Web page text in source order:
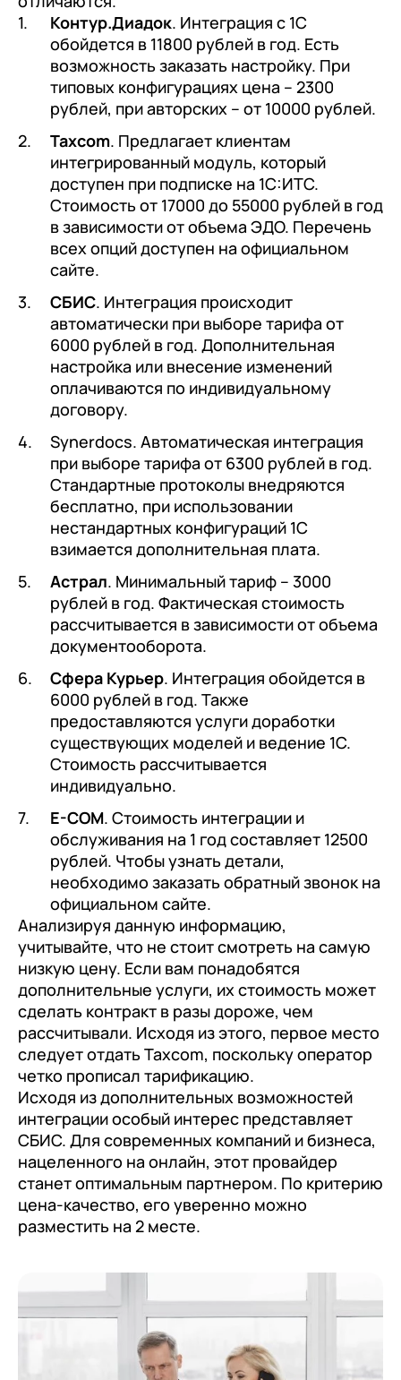
Контур.Диадок. Интеграция с 1С
обойдется в 11800 рублей в год. Есть
возможность заказать настройку. При
типовых конфигурациях цена – 2300
рублей, при авторских – от 10000 рублей.
Taxcom. Предлагает клиентам
интегрированный модуль, который
доступен при подписке на 1С:ИТС.
Стоимость от 17000 до 55000 рублей в год
в зависимости от объема ЭДО. Перечень
всех опций доступен на официальном
сайте.
СБИС. Интеграция происходит
автоматически при выборе тарифа от
6000 рублей в год. Дополнительная
настройка или внесение изменений
оплачиваются по индивидуальному
договору.
Synerdocs. Автоматическая интеграция
при выборе тарифа от 6300 рублей в год.
Стандартные протоколы внедряются
бесплатно, при использовании
нестандартных конфигураций 1С
взимается дополнительная плата.
Астрал. Минимальный тариф – 3000
рублей в год. Фактическая стоимость
рассчитывается в зависимости от объема
документооборота.
Сфера Курьер. Интеграция обойдется в
6000 рублей в год. Также
предоставляются услуги доработки
существующих моделей и ведение 1С.
Стоимость рассчитывается
индивидуально.
E-COM. Стоимость интеграции и
обслуживания на 1 год составляет 12500
рублей. Чтобы узнать детали,
необходимо заказать обратный звонок на
официальном сайте.
Анализируя данную информацию,
учитывайте, что не стоит смотреть на самую
низкую цену. Если вам понадобятся
дополнительные услуги, их стоимость может
сделать контракт в разы дороже, чем
рассчитывали. Исходя из этого, первое место
следует отдать Taxcom, поскольку оператор
четко прописал тарификацию.
Исходя из дополнительных возможностей
интеграции особый интерес представляет
СБИС. Для современных компаний и бизнеса,
нацеленного на онлайн, этот провайдер
станет оптимальным партнером. По критерию
цена-качество, его уверенно можно
разместить на 2 месте.
+7 Номер телефона
Отправить
Я даю согласие на обработкуПерсональных
данныхв соответствии сПолитикой
Конфиденциальности
+7 Номер телефона
Отправить
Я даю согласие на обработкуПерсональных
данныхв соответствии сПолитикой
Конфиденциальности
+7 Номер телефона
Отправить
Я даю согласие на обработку Персональных
данныхв соответствии сПолитикой
Конфиденциальности
Перейти в корзину
Продолжить покупки